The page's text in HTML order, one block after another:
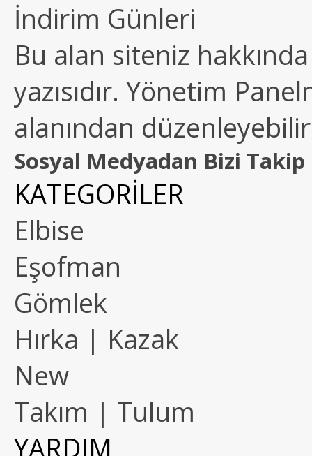
İndirim Günleri
Bu alan siteniz
yazısıdır. Yönetim
alanından
Sosyal Medyadan Bizi Takip
KATEGORİLER
Elbise
Eşofman
Gömlek
Hırka | Kazak
New
Takım | Tulum
YARDIM